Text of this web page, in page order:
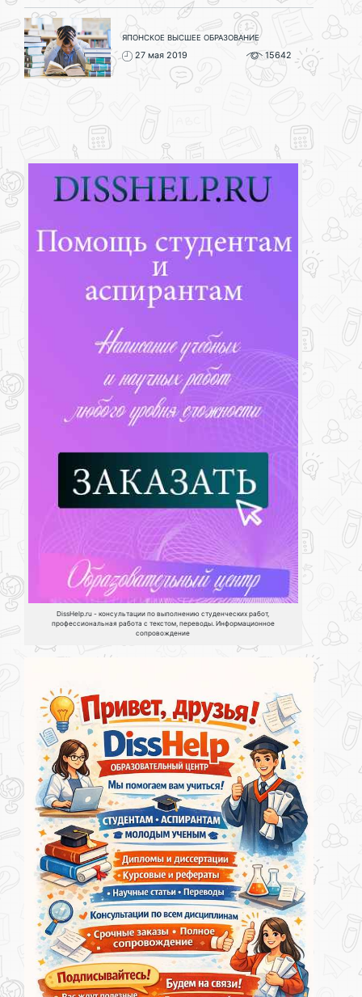
ЯПОНСКОЕ ВЫСШЕЕ ОБРАЗОВАНИЕ
27 мая 2019 15642
DissHelp.ru - консультации по выполнению студенческих работ,
профессиональная работа с текстом, переводы. Информационное
сопровождение